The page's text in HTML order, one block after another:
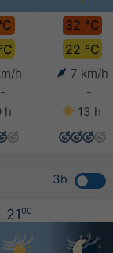
h
-
h
32 °C
22 °C
7 km/h
-
13 h
3h
2100